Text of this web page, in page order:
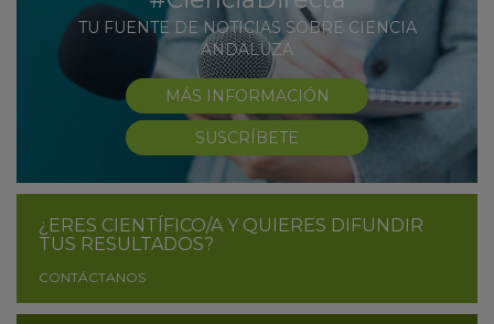
TU FUENTE DE NOTICIAS SOBRE CIENCIA
ANDALUZA
MÁS INFORMACIÓN
SUSCRÍBETE
¿ERES CIENTÍFICO/A Y QUIERES DIFUNDIR
TUS RESULTADOS?
CONTÁCTANOS